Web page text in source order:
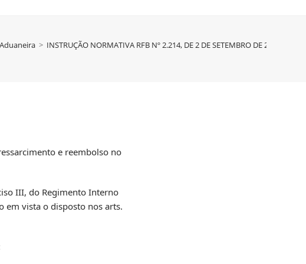
> INSTRUÇÃO NORMATIVA RFB Nº 2.214, DE 2 DE SETEMBRO DE 2024
e reembolso no
III, do Regimento Interno
em vista o disposto nos arts.